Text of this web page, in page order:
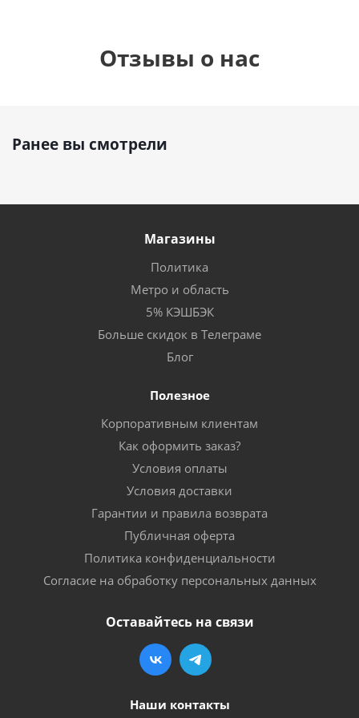
Отзывы о нас
Ранее вы смотрели
Магазины
Политика
Метро и область
5% КЭШБЭК
Больше скидок в Телеграме
Блог
Полезное
Корпоративным клиентам
Как оформить заказ?
Условия оплаты
Условия доставки
Гарантии и правила возврата
Публичная оферта
Политика конфиденциальности
Согласие на обработку персональных данных
Оставайтесь на связи
Наши контакты